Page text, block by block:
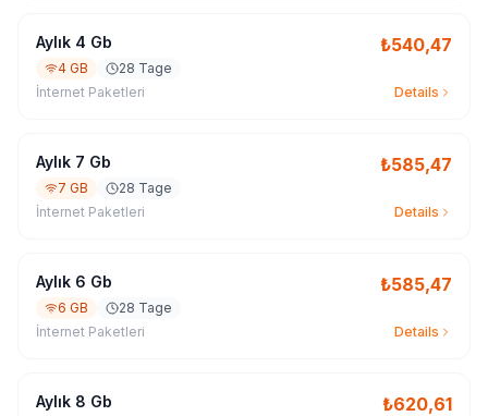
Aylık 4 Gb ₺540,47
4 GB
28 Tage
İnternet Paketleri
Details
Aylık 7 Gb ₺585,47
7 GB
28 Tage
İnternet Paketleri
Details
Aylık 6 Gb ₺585,47
6 GB
28 Tage
İnternet Paketleri
Details
Aylık 8 Gb ₺620,61